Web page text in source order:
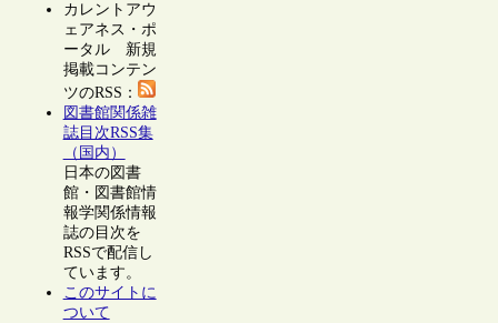
カレントアウ
ェアネス・ポ
ータル 新規
掲載コンテン
ツのRSS：
図書館関係雑
誌目次RSS集
（国内）
日本の図書
館・図書館情
報学関係情報
誌の目次を
RSSで配信し
ています。
このサイトに
ついて